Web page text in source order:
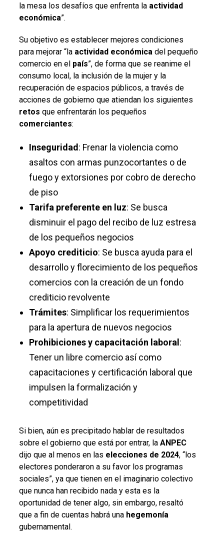
la mesa los desafíos que enfrenta la actividad
económica”.
Su objetivo es establecer mejores condiciones
para mejorar “la actividad económica del pequeño
comercio en el país”, de forma que se reanime el
consumo local, la inclusión de la mujer y la
recuperación de espacios públicos, a través de
acciones de gobierno que atiendan los siguientes
retos que enfrentarán los pequeños
comerciantes:
Inseguridad: Frenar la violencia como
asaltos con armas punzocortantes o de
fuego y extorsiones por cobro de derecho
de piso
Tarifa preferente en luz: Se busca
disminuir el pago del recibo de luz estresa
de los pequeños negocios
Apoyo crediticio: Se busca ayuda para el
desarrollo y florecimiento de los pequeños
comercios con la creación de un fondo
crediticio revolvente
Trámites: Simplificar los requerimientos
para la apertura de nuevos negocios
Prohibiciones y capacitación laboral:
Tener un libre comercio así como
capacitaciones y certificación laboral que
impulsen la formalización y
competitividad
Si bien, aún es precipitado hablar de resultados
sobre el gobierno que está por entrar, la ANPEC
dijo que al menos en las elecciones de 2024, “los
electores ponderaron a su favor los programas
sociales”, ya que tienen en el imaginario colectivo
que nunca han recibido nada y esta es la
oportunidad de tener algo, sin embargo, resaltó
que a fin de cuentas habrá una hegemonía
gubernamental.